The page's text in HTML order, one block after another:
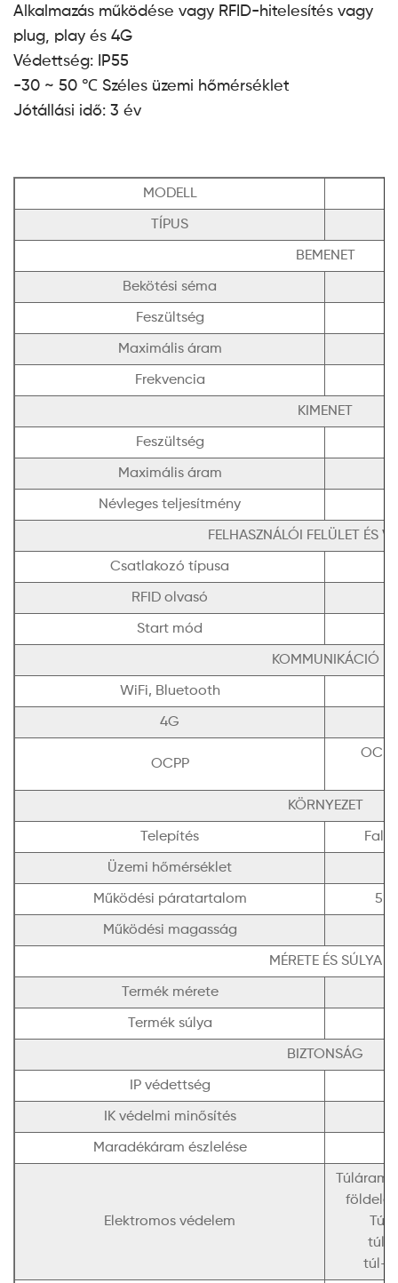
Alkalmazás működése vagy RFID-hitelesítés vagy
plug, play és 4G
Védettség: IP55
-30 ~ 50 ℃ Széles üzemi hőmérséklet
Jótállási idő: 3 év
MODELL
TÍPUS
BEMENET
Bekötési séma
Feszültség
Maximális áram
Frekvencia
KIMENET
Feszültség
Maximális áram
Névleges teljesítmény
FELHASZNÁLÓI FELÜLET ÉS
Csatlakozó típusa
RFID olvasó
Start mód
KOMMUNIKÁCIÓ
WiFi, Bluetooth
4G
OCPP
KÖRNYEZET
Telepítés
Üzemi hőmérséklet
Működési páratartalom
Működési magasság
MÉRETE ÉS SÚLYA
Termék mérete
Termék súlya
BIZTONSÁG
IP védettség
IK védelmi minősítés
Maradékáram észlelése
Elektromos védelem
Túláram
túl-/
túl-/